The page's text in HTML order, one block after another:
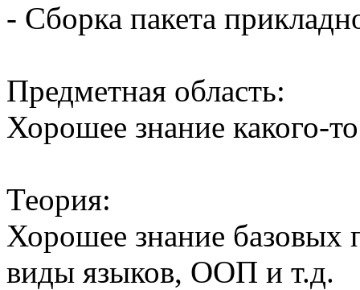
- Сборка пакета
Предметная область:
Хорошее знание какого-
Теория:
Хорошее знание базовых
виды языков, ООП и т.д.